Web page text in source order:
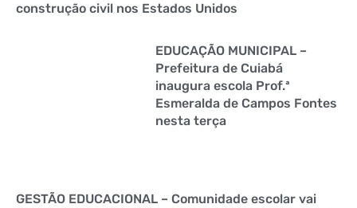
construção civil nos Estados Unidos
EDUCAÇÃO MUNICIPAL –
Prefeitura de Cuiabá
inaugura escola Prof.ª
Esmeralda de Campos Fontes
nesta terça
GESTÃO EDUCACIONAL – Comunidade escolar vai